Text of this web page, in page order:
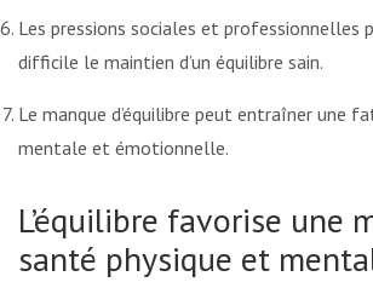
Les pressions sociales et professionnelles
difficile le maintien d’un équilibre sain.
Le manque d’équilibre peut entraîner une
mentale et émotionnelle.
L’équilibre favorise une
santé physique et